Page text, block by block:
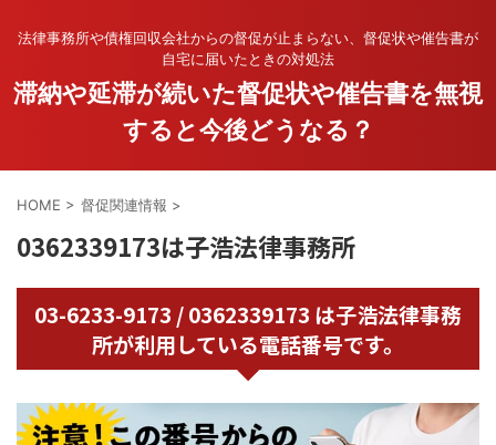
法律事務所や債権回収会社からの督促が止まらない、督促状や催告書が
自宅に届いたときの対処法
滞納や延滞が続いた督促状や催告書を無視
すると今後どうなる？
HOME > 督促関連情報 >
0362339173は子浩法律事務所
03-6233-9173 / 0362339173 は子浩法律事務
所が利用している電話番号です。